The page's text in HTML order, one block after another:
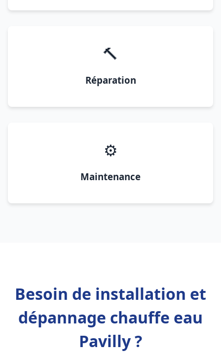
🔨
Réparation
⚙️
Maintenance
Besoin de installation et
dépannage chauffe eau
Pavilly ?